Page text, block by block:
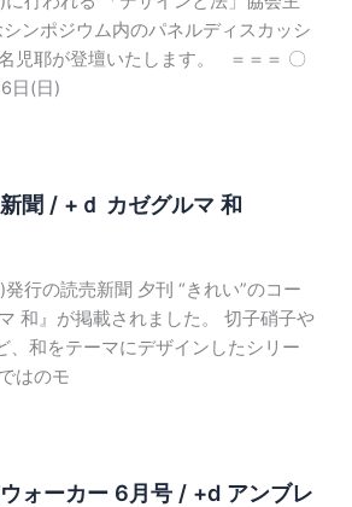
ンポジウム内のパネルディスカッシ
児耶が登壇いたします。 ＝＝＝ 〇
日(日)
聞 / +ｄ カゼグルマ 和
行の読売新聞 夕刊 “きれい”のコー
和』が掲載されました。 切子硝子や
、和をテーマにデザインしたシリー
はのモ
ォーカー 6月号 / +d アンブレ